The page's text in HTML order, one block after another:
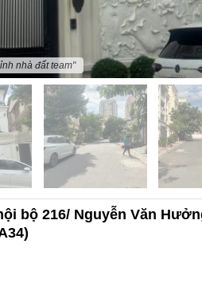
nhà đất team"
bộ 216/ Nguyễn Văn